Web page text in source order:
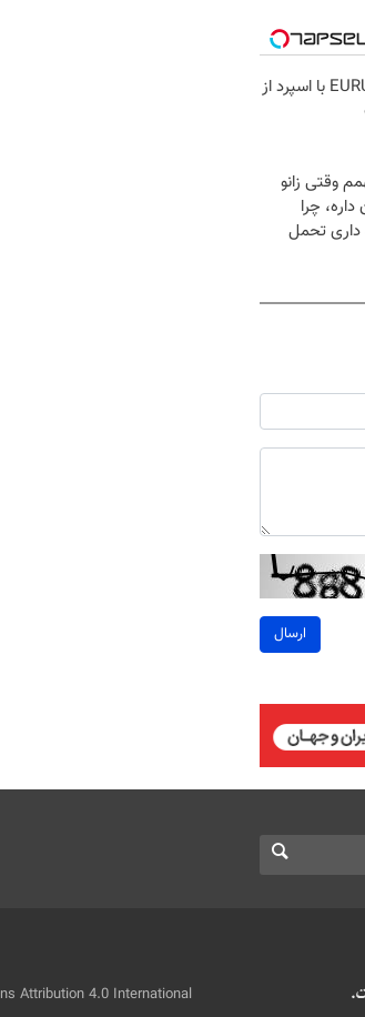
ترید EURUSD با اسپرد از
وقتی زانو
چرا
تحمل
ارسال
Attribution 4.0 International